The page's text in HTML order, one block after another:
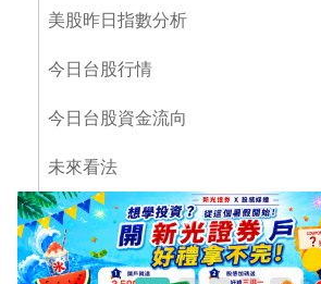
美股昨日指數分析
今日台股行情
今日台股資金流向
未來看法